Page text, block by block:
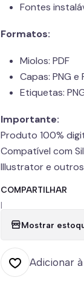
Fontes
Formatos:
Miolos: PDF
Capas: PNG
Etiquetas:
Importante:
Produto 100%
Compatível com
Illustrator e
COMPARTILHAR
|
Mostrar
Adicionar